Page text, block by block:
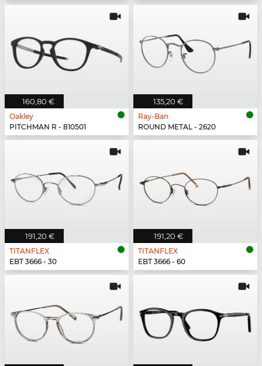
160,80 €
Oakley
PITCHMAN R - 810501
135,20 €
Ray-Ban
ROUND METAL - 2620
191,20 €
TITANFLEX
EBT 3666 - 30
191,20 €
TITANFLEX
EBT 3666 - 60